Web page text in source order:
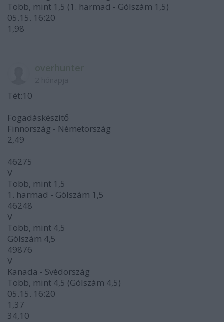
Több, mint 1,5 (1. harmad - Gólszám 1,5)
05.15. 16:20
1,98
Tét:10
Fogadáskészítő
Finnország - Németország
2,49
46275
V
Több, mint 1,5
1. harmad - Gólszám 1,5
46248
V
Több, mint 4,5
Gólszám 4,5
49876
V
Kanada - Svédország
Több, mint 4,5 (Gólszám 4,5)
05.15. 16:20
1,37
34,10